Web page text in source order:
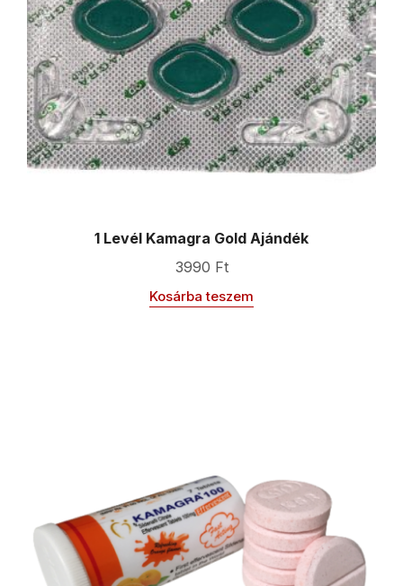
1 Levél Kamagra Gold Ajándék
3990 Ft
Kosárba teszem